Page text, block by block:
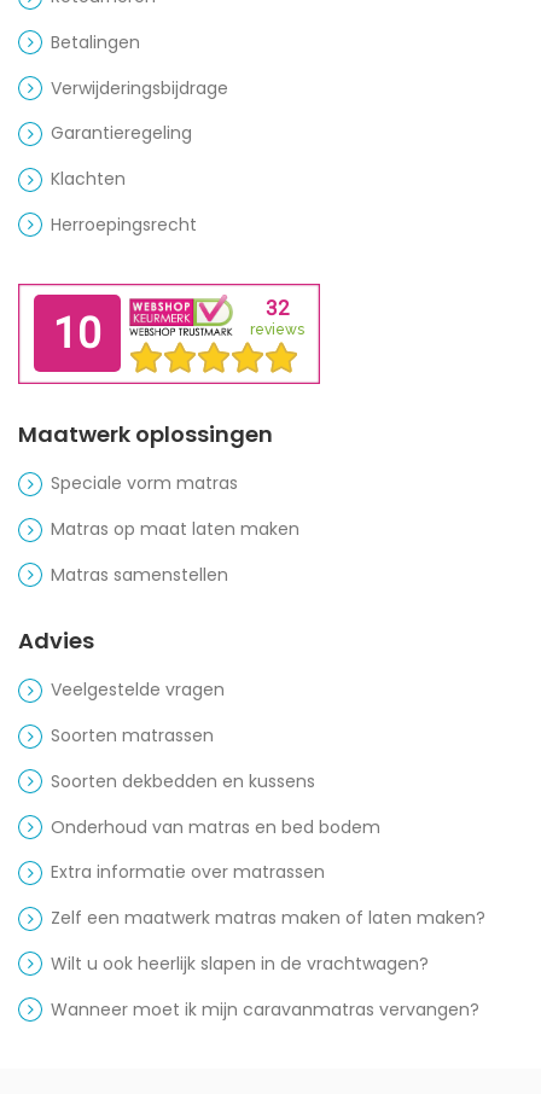
Betalingen
Verwijderingsbijdrage
Garantieregeling
Klachten
Herroepingsrecht
Maatwerk oplossingen
Speciale vorm matras
Matras op maat laten maken
Matras samenstellen
Advies
Veelgestelde vragen
Soorten matrassen
Soorten dekbedden en kussens
Onderhoud van matras en bed bodem
Extra informatie over matrassen
Zelf een maatwerk matras maken of laten maken?
Wilt u ook heerlijk slapen in de vrachtwagen?
Wanneer moet ik mijn caravanmatras vervangen?